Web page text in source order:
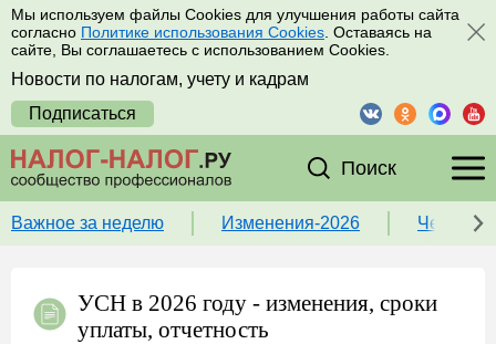
Мы используем файлы Cookies для улучшения работы сайта
согласно Политике использования Cookies . Оставаясь на
сайте, Вы соглашаетесь с использованием Cookies.
Новости по налогам, учету и кадрам
Подписаться
Поиск
Важное за неделю Изменения-2026 Чек-
УСН в 2026 году - изменения, сроки
уплаты, отчетность